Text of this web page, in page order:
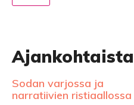
Ajankohtaista
Sodan varjossa ja
narratiivien ristiaallossa